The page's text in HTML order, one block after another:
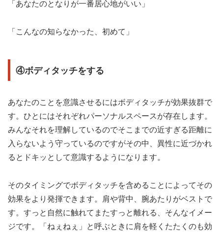
「あなたのとなりが一番居心地がいい」
「こんなの知らなかった、初めて」
④ボディタッチをする
あなたのことを意識させるにはボディタッチが効果抜群で
す。ひとにはそれぞれパーソナルスペースが存在します。
みんなそれを理解しているのでそこまでの近すぎる距離に
入らないよう守っているのですがその中、異性に近づかれ
るとドキッとして意識するようになります。
そのタイミングでボディタッチを含めることによってその
効果をより発揮できます。肩や背中、腕あたりがベストで
す。すっと自然に触れてまたすっと離れる、そんなイメー
ジです。「ねぇねぇ」と呼ぶときに肩を軽くたたくのも効